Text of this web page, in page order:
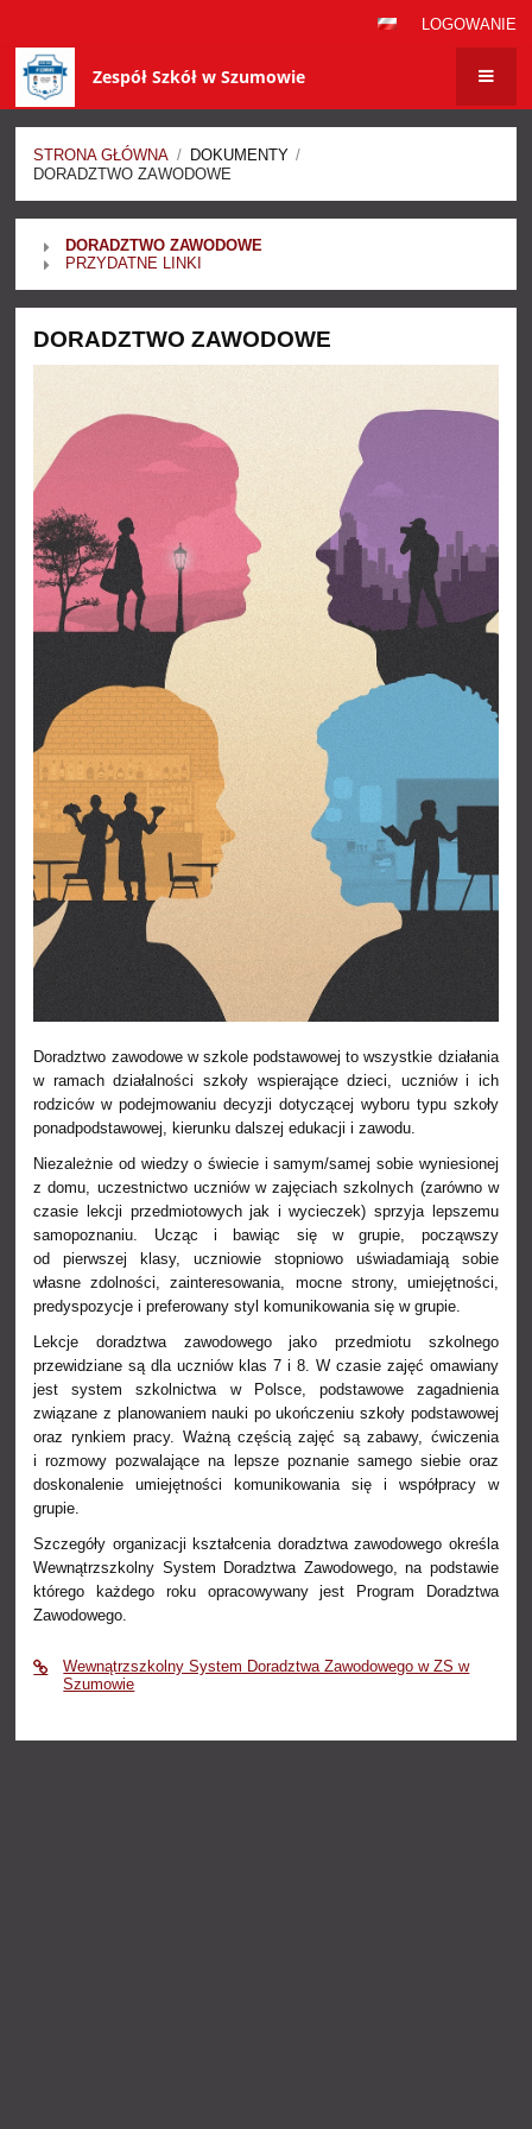
LOGOWANIE
Zespół Szkół w Szumowie
STRONA GŁÓWNA / DOKUMENTY /
DORADZTWO ZAWODOWE
Doradztwo
zawodowe
DORADZTWO ZAWODOWE
PRZYDATNE LINKI
DORADZTWO ZAWODOWE
Doradztwo zawodowe w szkole podstawowej to wszystkie działania
w ramach działalności szkoły wspierające dzieci, uczniów i ich
rodziców w podejmowaniu decyzji dotyczącej wyboru typu szkoły
ponadpodstawowej, kierunku dalszej edukacji i zawodu.
Niezależnie od wiedzy o świecie i samym/samej sobie wyniesionej
z domu, uczestnictwo uczniów w zajęciach szkolnych (zarówno w
czasie lekcji przedmiotowych jak i wycieczek) sprzyja lepszemu
samopoznaniu. Ucząc i bawiąc się w grupie, począwszy
od pierwszej klasy, uczniowie stopniowo uświadamiają sobie
własne zdolności, zainteresowania, mocne strony, umiejętności,
predyspozycje i preferowany styl komunikowania się w grupie.
Lekcje doradztwa zawodowego jako przedmiotu szkolnego
przewidziane są dla uczniów klas 7 i 8. W czasie zajęć omawiany
jest system szkolnictwa w Polsce, podstawowe zagadnienia
związane z planowaniem nauki po ukończeniu szkoły podstawowej
oraz rynkiem pracy. Ważną częścią zajęć są zabawy, ćwiczenia
i rozmowy pozwalające na lepsze poznanie samego siebie oraz
doskonalenie umiejętności komunikowania się i współpracy w
grupie.
Szczegóły organizacji kształcenia doradztwa zawodowego określa
Wewnątrzszkolny System Doradztwa Zawodowego, na podstawie
którego każdego roku opracowywany jest Program Doradztwa
Zawodowego.
Wewnątrzszkolny System Doradztwa Zawodowego w ZS w
Szumowie